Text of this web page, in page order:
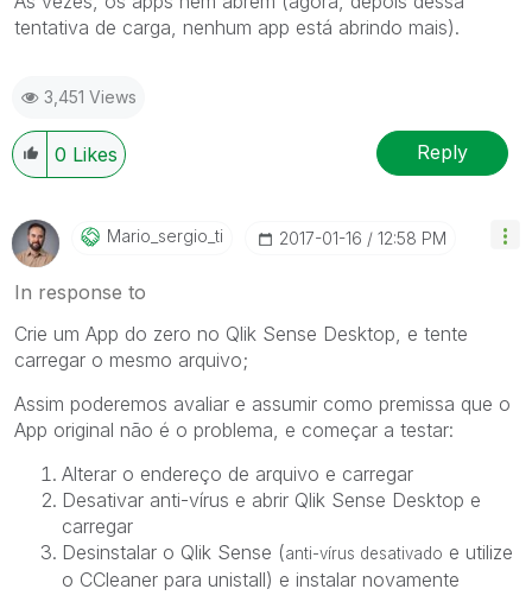
tentativa de carga, nenhum app está abrindo mais).
3,451 Views
0 Likes Reply
Mario_sergio_ti ‎2017-01-16 12:58 PM
In response to
Crie um App do zero no Qlik Sense Desktop, e tente
carregar o mesmo arquivo;
Assim poderemos avaliar e assumir como premissa que o
App original não é o problema, e começar a testar:
Alterar o endereço de arquivo e carregar
Desativar anti-vírus e abrir Qlik Sense Desktop e
carregar
Desinstalar o Qlik Sense (anti-vírus desativado e utilize
o CCleaner para unistall) e instalar novamente